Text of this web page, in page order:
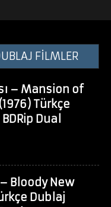
FİLMLER
– Mansion of
Türkçe
Dual
– Bloody New
Dublaj